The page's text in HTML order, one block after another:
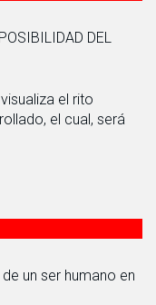
DEL
el rito
el cual, será
un ser humano en